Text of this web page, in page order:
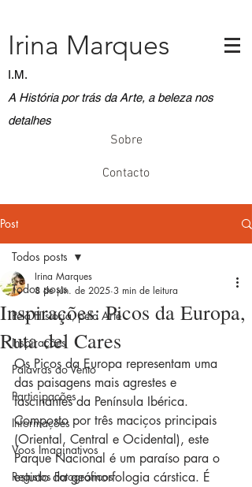
A História por trás da Arte, a beleza nos
detalhes
Irina Marques
I.M.
Sobre
Contacto
Post
Todos posts
Pela História, pela Arte
Inspirações
Palavras ao Vento
Participações
Informações
Voos Imaginativos
Registos Fotográficos
Todos posts
Inspirações: Picos da Europa,
Ruta del Cares
Irina Marques
8 de jun. de 2025 3 min de leitura
Os Picos da Europa representam uma
das paisagens mais agrestes e
fascinantes da Península Ibérica.
Composto por três maciços principais
(Oriental, Central e Ocidental), este
Parque Nacional é um paraíso para o
estudo da geomorfologia cárstica. É